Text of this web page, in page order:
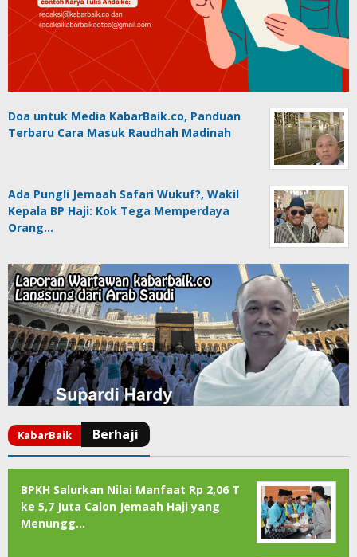
Doa untuk Media KabarBaik.co, Panduan
Terbaru Cara Masuk Raudhah Madinah
Ada Pungli Jemaah Safari Wukuf?, Wakil
Kepala BP Haji: Kok Tega Memperdaya
Orang…
BPKH Salurkan Nilai Manfaat Rp 2,06 T
ke 5,7 Juta Calon Jemaah Haji yang
Menungg…